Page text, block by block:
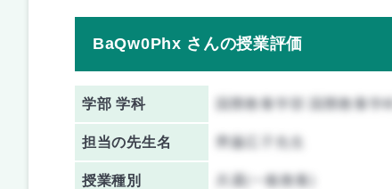
BaQw0Phx さんの授業評価
学部 学科 国際教養学部 国際教養学科
担当の先生名 齊藤広子先生
授業種別 共通(一般教養)